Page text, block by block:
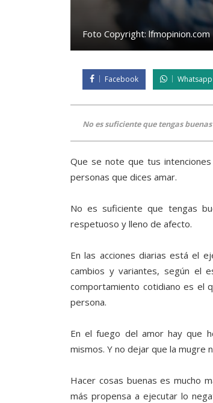
Foto Copyright: lfmopinion.com
Facebook Whatsapp
No es suficiente que tengas
Que se note que tus
personas que dices amar.
No es suficiente que tengas
respetuoso y lleno de afecto.
En las acciones diarias está el
cambios y variantes, según el
comportamiento cotidiano es el
persona.
En el fuego del amor hay que
mismos. Y no dejar que la mugre
Hacer cosas buenas es mucho
más propensa a ejecutar lo